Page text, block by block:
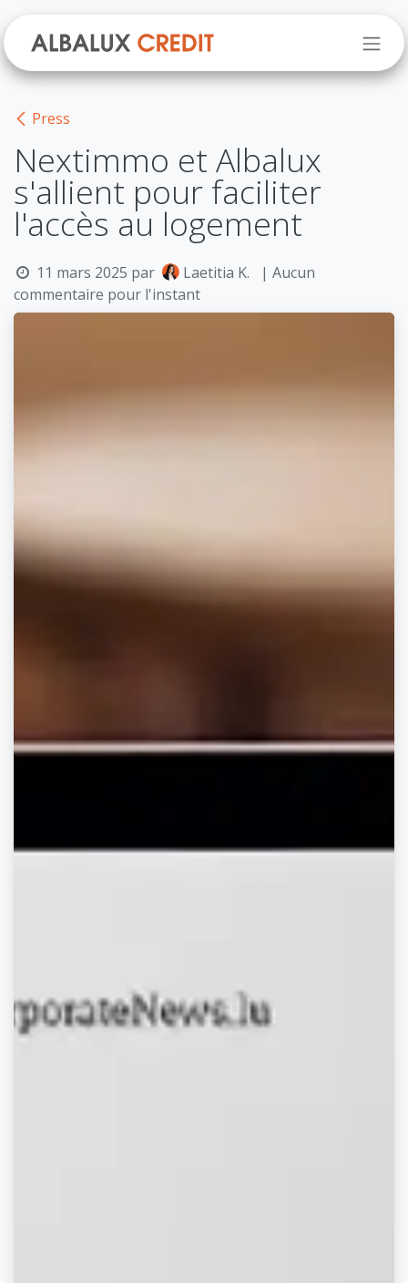
Press
Nextimmo et Albalux
s'allient pour faciliter
l'accès au logement
11 mars 2025 par Laetitia K.
| Aucun
commentaire pour l'instant